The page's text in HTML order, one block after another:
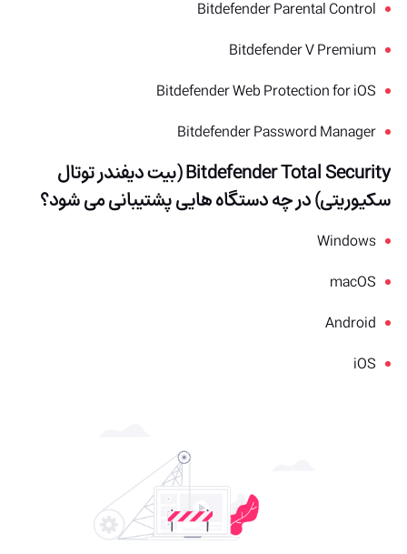
Bitdefender Parental Control
Bitdefender V Premium
Bitdefender Web Protection for iOS
Bitdefender Password Manager
Bitdefender Total Security (بیت دیفندر توتال
سکیوریتی) در چه دستگاه هایی پشتیبانی می شود؟
Windows
macOS
Android
iOS